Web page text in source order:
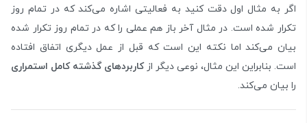
اگر به مثال اول دقت کنید به فعالیتی اشاره می‌کند که در تمام روز
تکرار شده است. در مثال آخر باز هم عملی را که در تمام روز تکرار شده
بیان می‌کند اما نکته این است که قبل از عمل دیگری اتفاق افتاده
است. بنابراین این مثال، نوعی دیگر ازکاربردهای گذشته کامل استمراری
را بیان می‌کند.